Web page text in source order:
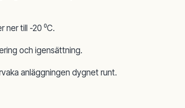
till -20 ⁰C.
och igensättning.
anläggningen dygnet runt.